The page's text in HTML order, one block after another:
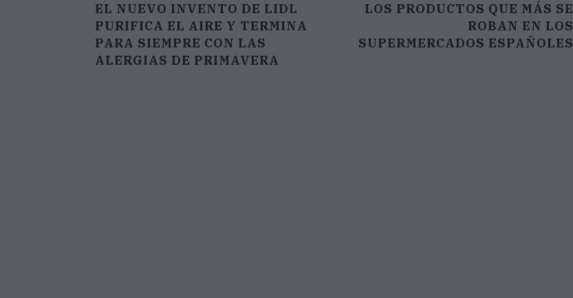
EL NUEVO INVENTO DE LIDL
PURIFICA EL AIRE Y TERMINA
PARA SIEMPRE CON LAS
ALERGIAS DE PRIMAVERA
LOS PRODUCTOS QUE MÁS SE
ROBAN EN LOS
SUPERMERCADOS ESPAÑOLES